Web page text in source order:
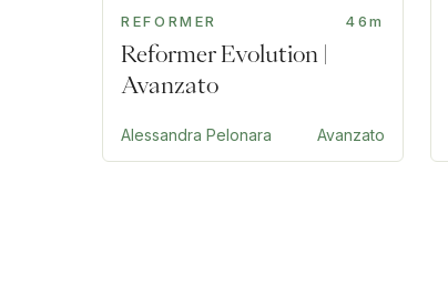
REFORMER 46m
Reformer Evolution |
Avanzato
Alessandra Pelonara Avanzato